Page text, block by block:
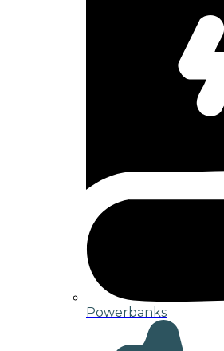
Powerbanks